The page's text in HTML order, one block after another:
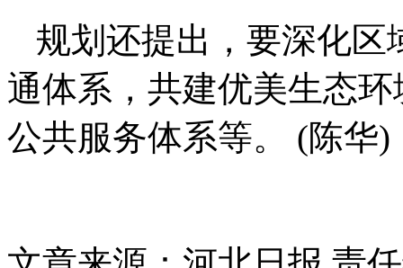
规划还提出，要深化区
通体系，共建优美生态
公共服务体系等。 (陈华)